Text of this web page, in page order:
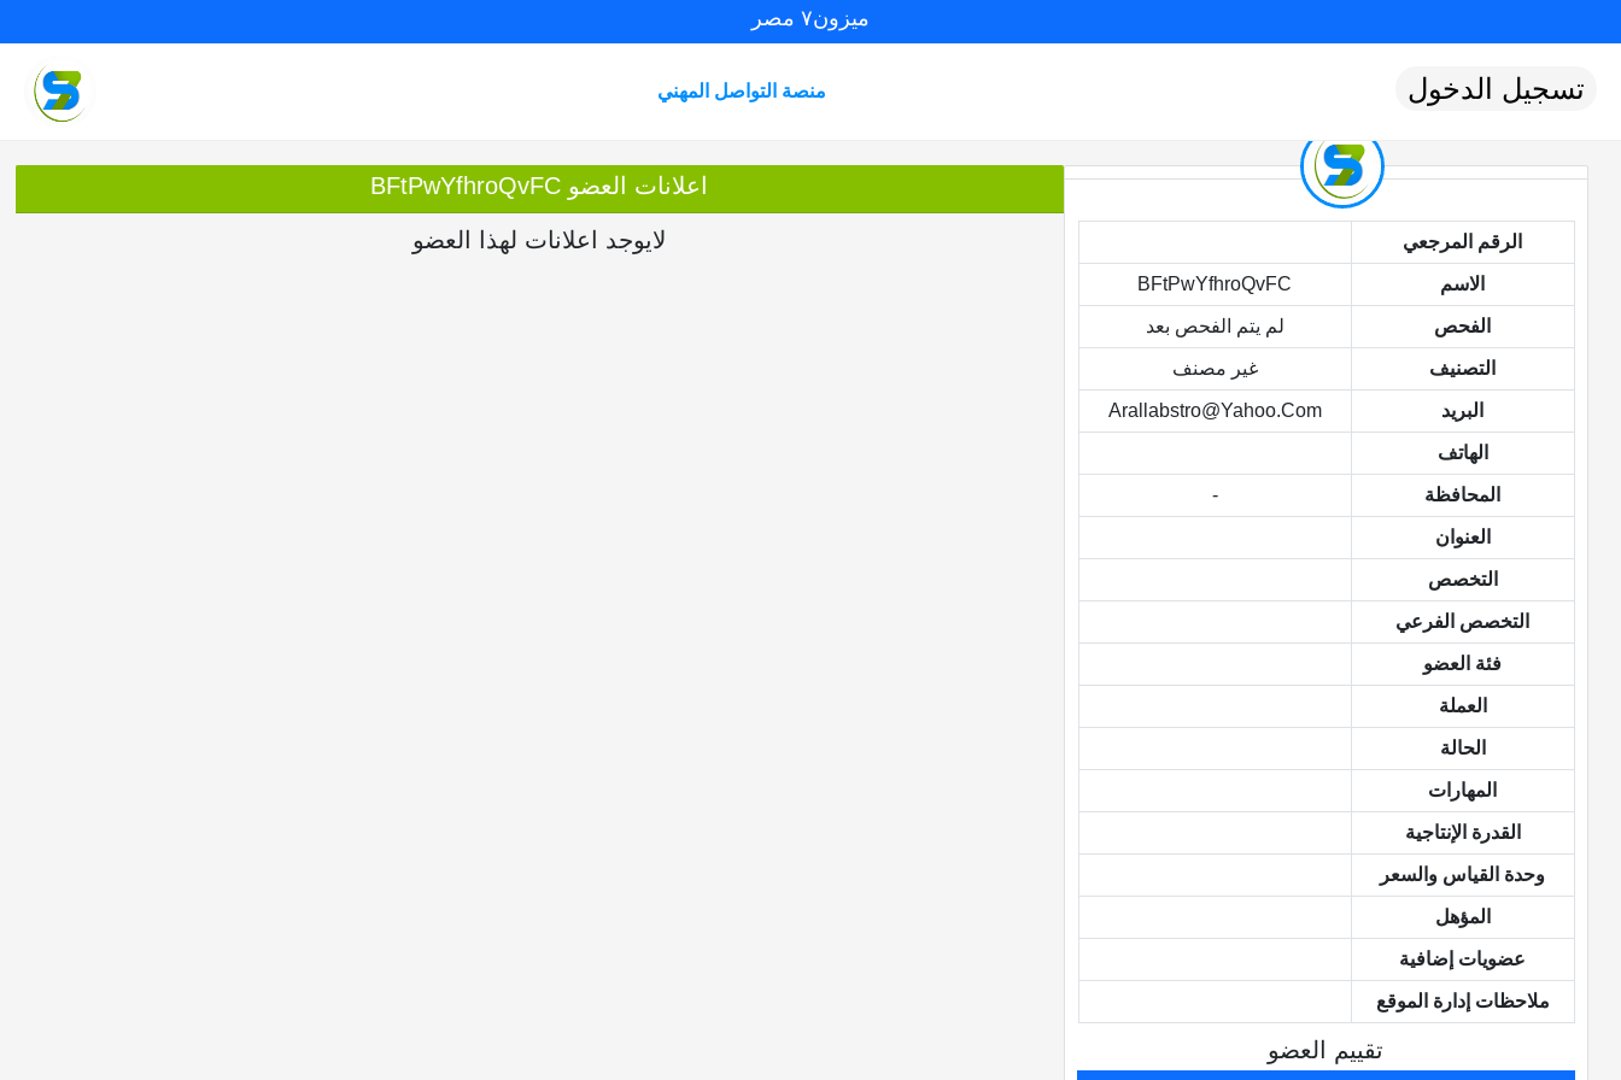
ميزون٧ مصر
منصة التواصل المهني تسجيل الدخول
الرقم المرجعي
الاسم BFtPwYfhroQvFC
الفحص لم يتم الفحص بعد
التصنيف غير مصنف
البريد Arallabstro@yahoo.com
الهاتف
المحافظة -
العنوان
التخصص
التخصص الفرعي
فئة العضو
العملة
الحالة
المهارات
القدرة الإنتاجية
وحدة القياس والسعر
المؤهل
عضويات إضافية
ملاحظات إدارة الموقع
تقييم العضو
اعلانات العضو BFtPwYfhroQvFC
لايوجد اعلانات لهذا العضو